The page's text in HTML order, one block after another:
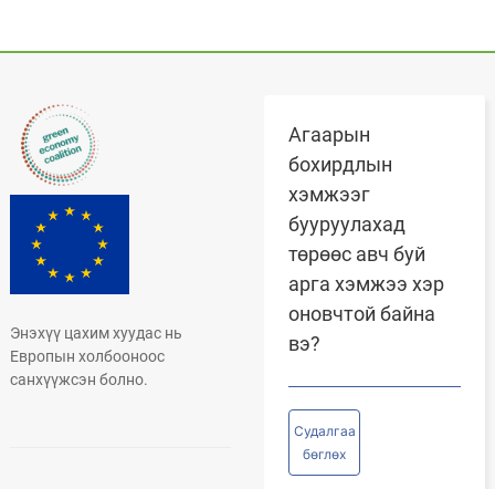
Энэхүү цахим хуудас нь
Европын холбооноос
санхүүжсэн болно.
Агаарын
бохирдлын
хэмжээг
бууруулахад
төрөөс авч буй
арга хэмжээ хэр
оновчтой байна
вэ?
Судалгаа
бөглөх